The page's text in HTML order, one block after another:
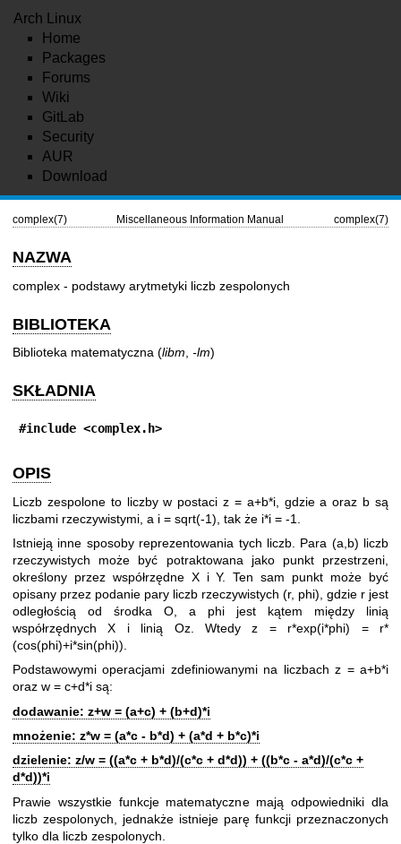
Arch Linux
Home
Packages
Forums
Wiki
GitLab
Security
AUR
Download
complex(7) Miscellaneous Information Manual complex(7)
NAZWA
complex - podstawy arytmetyki liczb zespolonych
BIBLIOTEKA
Biblioteka matematyczna (libm -lm)
SKŁADNIA
#include <complex.h>
OPIS
Liczb zespolone to liczby w postaci z = a+b*i, gdzie a oraz b są
liczbami rzeczywistymi, a i = sqrt(-1), tak że i*i = -1.
Istnieją inne sposoby reprezentowania tych liczb. Para (a,b) liczb
rzeczywistych może być potraktowana jako punkt przestrzeni,
określony przez współrzędne X i Y. Ten sam punkt może być
opisany przez podanie pary liczb rzeczywistych (r, phi), gdzie r jest
odległością od środka O, a phi jest kątem między linią
współrzędnych X i linią Oz. Wtedy z = r*exp(i*phi) = r*
(cos(phi)+i*sin(phi)).
Podstawowymi operacjami zdefiniowanymi na liczbach z = a+b*i
oraz w = c+d*i są:
dodawanie: z+w = (a+c) + (b+d)*i
mnożenie: z*w = (a*c - b*d) + (a*d + b*c)*i
dzielenie: z/w = ((a*c + b*d)/(c*c + d*d)) + ((b*c - a*d)/(c*c +
d*d))*i
Prawie wszystkie funkcje matematyczne mają odpowiedniki dla
liczb zespolonych, jednakże istnieje parę funkcji przeznaczonych
tylko dla liczb zespolonych.